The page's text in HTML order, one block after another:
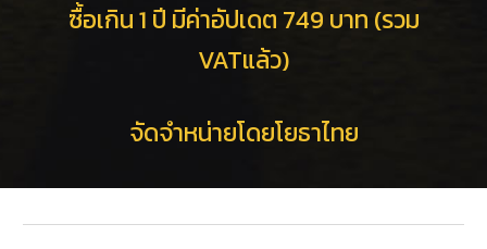
ซื้อเกิน 1 ปี มีค่าอัปเดต 749 บาท (รวม
VATแล้ว)
จัดจำหน่ายโดยโยธาไทย